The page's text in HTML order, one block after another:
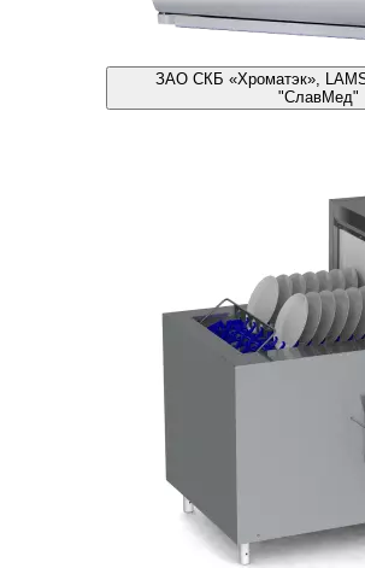
ЗАО СКБ «Хроматэк»,
"СлавМед"